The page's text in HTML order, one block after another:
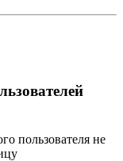
пользователя не